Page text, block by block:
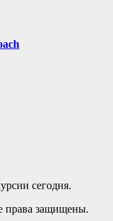
сегодня.
права защищены.